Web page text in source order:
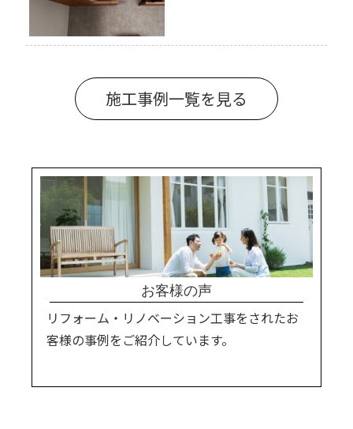
施工事例一覧を見る
お客様の声
リフォーム・リノベーション工事をされたお
客様の事例をご紹介しています。